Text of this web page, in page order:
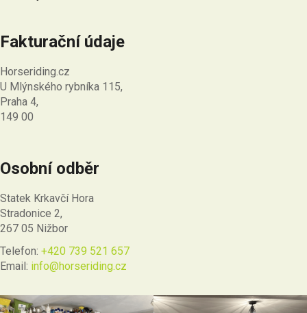
Fakturační údaje
Horseriding.cz
U Mlýnského rybníka 115,
Praha 4,
149 00
Osobní odběr
Statek Krkavčí Hora
Stradonice 2,
267 05 Nižbor
Telefon: +420 739 521 657
Email: info@horseriding.cz